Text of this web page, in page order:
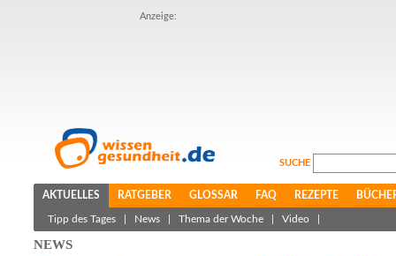
Anzeige:
SUCHE
AKTUELLES RATGEBER GLOSSAR FAQ REZEPTE
Tipp des Tages News Thema der Woche Video
NEWS